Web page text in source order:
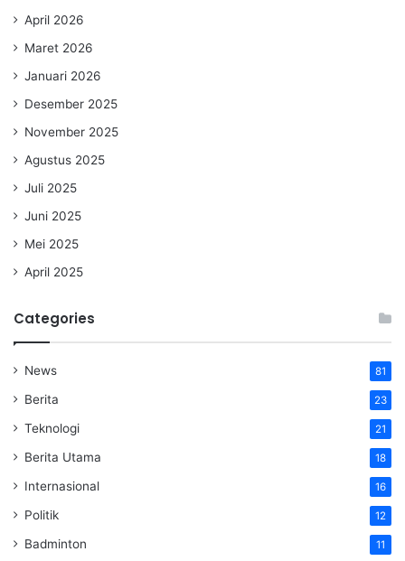
April 2026
Maret 2026
Januari 2026
Desember 2025
November 2025
Agustus 2025
Juli 2025
Juni 2025
Mei 2025
April 2025
Categories
News 81
Berita 23
Teknologi 21
Berita Utama 18
Internasional 16
Politik 12
Badminton 11